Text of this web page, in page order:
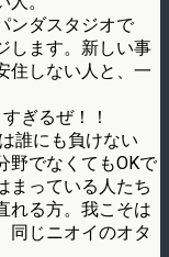
ンダスタジオで
します。新しい事
住しない人と、一
ぎるぜ！！
誰にも負けない
野でなくてもOKで
まっている人たち
れる方。我こそは
同じニオイのオタ